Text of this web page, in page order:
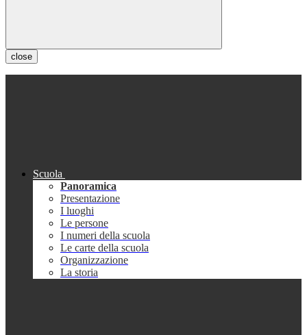
close
Scuola
Panoramica
Presentazione
I luoghi
Le persone
I numeri della scuola
Le carte della scuola
Organizzazione
La storia